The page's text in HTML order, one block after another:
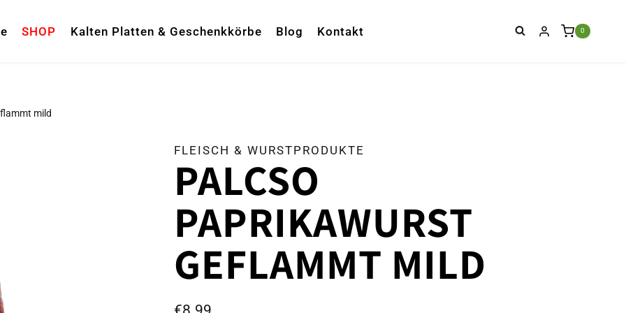
SHOP Kalten Platten & Geschenkkörbe Blog Kontakt 0
mild
FLEISCH & WURSTPRODUKTE
PALCSO
PAPRIKAWURST
GEFLAMMT MILD